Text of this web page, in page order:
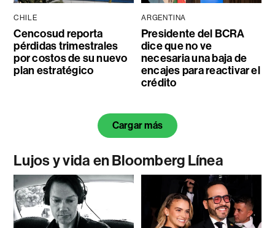
CHILE
Cencosud reporta
pérdidas trimestrales
por costos de su nuevo
plan estratégico
ARGENTINA
Presidente del BCRA
dice que no ve
necesaria una baja de
encajes para reactivar el
crédito
Cargar más
Lujos y vida en Bloomberg Línea